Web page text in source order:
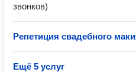
звонков)
Репетиция свадебного
Ещё 5 услуг